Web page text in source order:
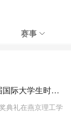
赛事 
源·创｜16国1033院校43314作品！第13届国际大学生时尚设计盛典为全球青年创意助力！
典礼在燕京理工学